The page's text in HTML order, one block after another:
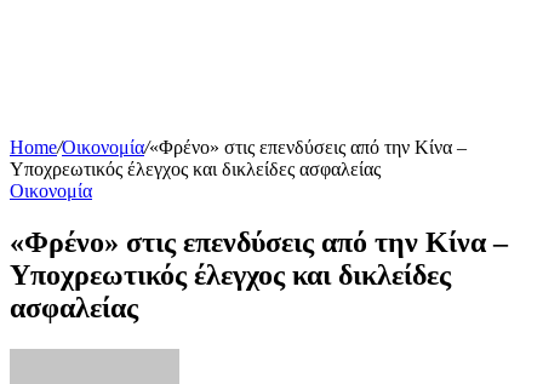
Home/Οικονομία/«Φρένο» στις επενδύσεις από την Κίνα –
Υποχρεωτικός έλεγχος και δικλείδες ασφαλείας
Οικονομία
«Φρένο» στις επενδύσεις από την Κίνα –
Υποχρεωτικός έλεγχος και δικλείδες
ασφαλείας